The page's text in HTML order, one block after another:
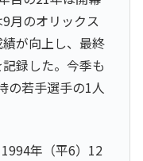
月のオリックス
が向上し、最終
録した。今季も
の若手選手の1人
年（平6）12